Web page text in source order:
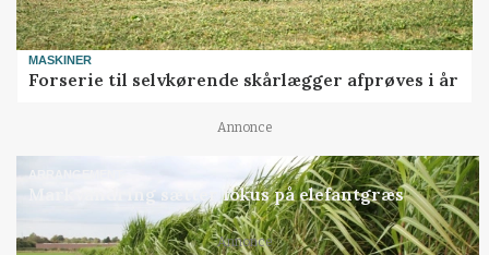
MASKINER
Forserie til selvkørende skårlægger afprøves i år
Annonce
ARRANGEMENT
Markvandring sætter fokus på elefantgræs
Annonce